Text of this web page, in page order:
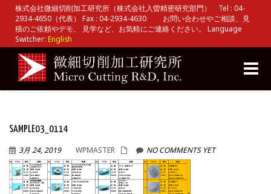
株式会社微細切削加工研究所（株式会社入曽精密研究部門） Tel : 04-
2934-4650（代表） Fax : 04-2934-4630 お問い合わせやご相談、見
積のご依頼やデモ、 見学など、お気軽にご連絡ください。 Language
Switcher: English
Toggle
SAMPLE03_0114
3月 24, 2019
WPMASTER NO COMMENTS YET